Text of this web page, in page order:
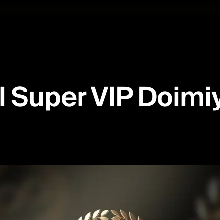
bank kartasi,
Super VIP